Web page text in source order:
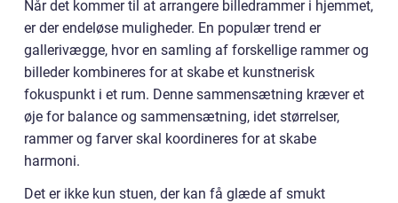
Når det kommer til at arrangere billedrammer i hjemmet,
er der endeløse muligheder. En populær trend er
gallerivægge, hvor en samling af forskellige rammer og
billeder kombineres for at skabe et kunstnerisk
fokuspunkt i et rum. Denne sammensætning kræver et
øje for balance og sammensætning, idet størrelser,
rammer og farver skal koordineres for at skabe
harmoni.
Det er ikke kun stuen, der kan få glæde af smukt